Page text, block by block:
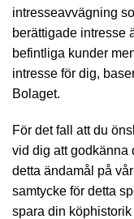
intresseavvägning
berättigade intresse
befintliga kunder
intresse för dig,
Bolaget.
För det fall att du
vid dig att godkänna
detta ändamål på
samtycke för detta
spara din